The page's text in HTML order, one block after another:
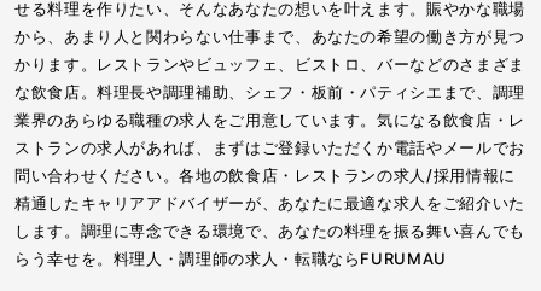
せる料理を作りたい、そんなあなたの想いを叶えます。賑やかな職場
から、あまり人と関わらない仕事まで、あなたの希望の働き方が見つ
かります。レストランやビュッフェ、ビストロ、バーなどのさまざま
な飲食店。料理長や調理補助、シェフ・板前・パティシエまで、調理
業界のあらゆる職種の求人をご用意しています。気になる飲食店・レ
ストランの求人があれば、まずはご登録いただくか電話やメールでお
問い合わせください。各地の飲食店・レストランの求人/採用情報に
精通したキャリアアドバイザーが、あなたに最適な求人をご紹介いた
します。調理に専念できる環境で、あなたの料理を振る舞い喜んでも
らう幸せを。料理人・調理師の求人・転職ならFURUMAU